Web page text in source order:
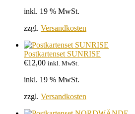
inkl. 19 % MwSt.
zzgl. Versandkosten
Postkartenset SUNRISE
€12,00 inkl. MwSt.
inkl. 19 % MwSt.
zzgl. Versandkosten